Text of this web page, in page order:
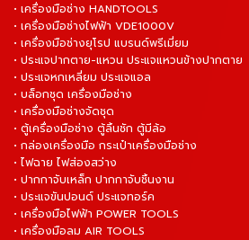
• เครื่องมือช่าง HANDTOOLS
• เครื่องมือช่างไฟฟ้า VDE1000V
• เครื่องมือช่างยุโรป แบรนด์พรีเมี่ยม
• ประแจปากตาย-แหวน ประแจแหวนข้างปากตาย
• ประแจหกเหลี่ยม ประแจแอล
• บล็อกชุด เครื่องมือช่าง
• เครื่องมือช่างจัดชุด
• ตู้เครื่องมือช่าง ตู้ลิ้นชัก ตู้มีล้อ
• กล่องเครื่องมือ กระเป๋าเครื่องมือช่าง
• ไฟฉาย ไฟส่องสว่าง
• ปากกาจับเหล็ก ปากกาจับชิ้นงาน
• ประแจขันปอนด์ ประแจทอร์ค
• เครื่องมือไฟฟ้า POWER TOOLS
• เครื่องมือลม AIR TOOLS